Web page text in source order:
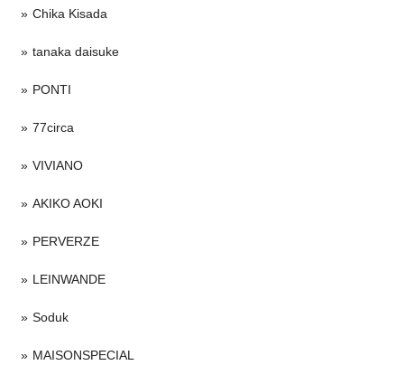
Chika Kisada
tanaka daisuke
PONTI
77circa
VIVIANO
AKIKO AOKI
PERVERZE
LEINWANDE
Soduk
MAISONSPECIAL